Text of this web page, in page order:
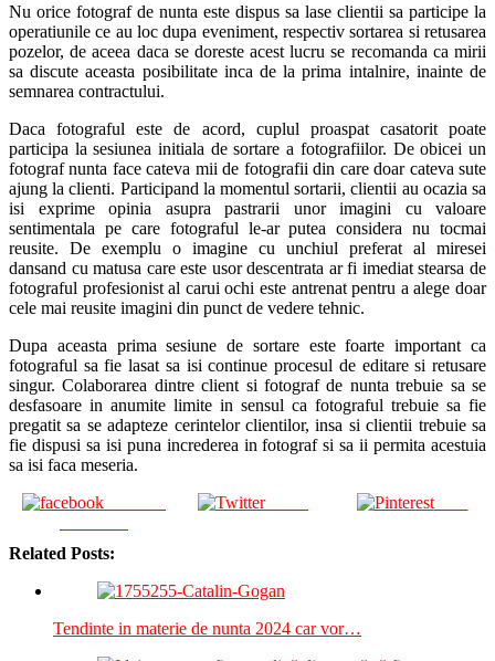
Nu orice fotograf de nunta este dispus sa lase clientii sa participe la
operatiunile ce au loc dupa eveniment, respectiv sortarea si retusarea
pozelor, de aceea daca se doreste acest lucru se recomanda ca mirii
sa discute aceasta posibilitate inca de la prima intalnire, inainte de
semnarea contractului.
Daca fotograful este de acord, cuplul proaspat casatorit poate
participa la sesiunea initiala de sortare a fotografiilor. De obicei un
fotograf nunta face cateva mii de fotografii din care doar cateva sute
ajung la clienti. Participand la momentul sortarii, clientii au ocazia sa
isi exprime opinia asupra pastrarii unor imagini cu valoare
sentimentala pe care fotograful le-ar putea considera nu tocmai
reusite. De exemplu o imagine cu unchiul preferat al miresei
dansand cu matusa care este usor descentrata ar fi imediat stearsa de
fotograful profesionist al carui ochi este antrenat pentru a alege doar
cele mai reusite imagini din punct de vedere tehnic.
Dupa aceasta prima sesiune de sortare este foarte important ca
fotograful sa fie lasat sa isi continue procesul de editare si retusare
singur. Colaborarea dintre client si fotograf de nunta trebuie sa se
desfasoare in anumite limite in sensul ca fotograful trebuie sa fie
pregatit sa se adapteze cerintelor clientilor, insa si clientii trebuie sa
fie dispusi sa isi puna increderea in fotograf si sa ii permita acestuia
sa isi faca meseria.
Tweet Save
Related Posts:
Tendinte in materie de nunta 2024 car vor…